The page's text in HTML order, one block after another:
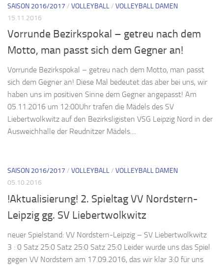
SAISON 2016/2017 / VOLLEYBALL/ VOLLEYBALL DAMEN
15.11.2016
Vorrunde Bezirkspokal – getreu nach dem
Motto, man passt sich dem Gegner an!
Vorrunde Bezirkspokal – getreu nach dem Motto, man passt
sich dem Gegner an! Diese Mal bedeutet das aber bei uns, wir
haben uns im positiven Sinne dem Gegner angepasst! Am
05.11.2016 um 12:00Uhr trafen die Mädels des SV
Liebertwolkwitz auf den Bezirksligisten VSG Leipzig Nord in der
Ausweichhalle der Reudnitzer Mädels....
SAISON 2016/2017 / VOLLEYBALL/ VOLLEYBALL DAMEN
05.10.2016
!Aktualisierung! 2. Spieltag VV Nordstern-
Leipzig gg. SV Liebertwolkwitz
neuer Spielstand: VV Nordstern-Leipzig – SV Liebertwolkwitz
3 : 0 Satz 25:0 Satz 25:0 Satz 25:0 Leider wurde uns das Spiel
gegen VV Nordstern am 17.09.2016, das wir klar 3:0 für uns